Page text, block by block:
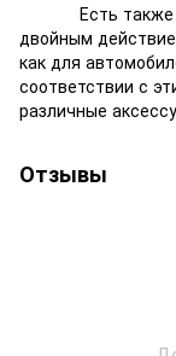
Есть
двойным
как для
соответствии с
различные
Отзывы